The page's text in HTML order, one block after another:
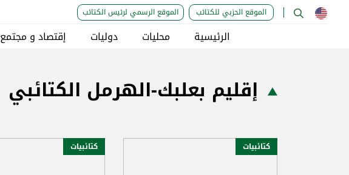
الموقع الحزبي للكتائب الموقع الرسمي لرئيس الكتائب
الرئيسية محليات دوليات إقتصاد و مجتمع
إقليم بعلبك-الهرمل الكتائبي
كتائبيات كتائبيات